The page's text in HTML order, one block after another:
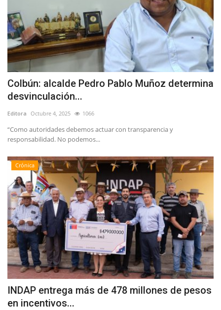
Colbún: alcalde Pedro Pablo Muñoz determina
desvinculación...
Editora Octubre 4, 2025 1066
“Como autoridades debemos actuar con transparencia y
responsabilidad. No podemos...
Crónica
INDAP entrega más de 478 millones de pesos
en incentivos...